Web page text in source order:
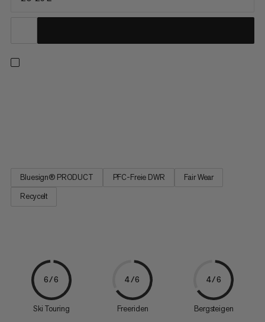
Bluesign® PRODUCT PFC-Freie DWR
Fair Wear
Recycelt
6/6
Ski Touring
4/6
Freeriden
4/6
Bergsteigen